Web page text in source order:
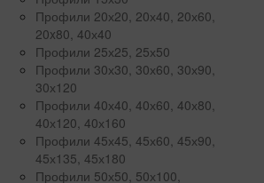
Профили 20х20, 20х40, 20х60,
20x80, 40х40
Профили 25х25, 25х50
Профили 30х30, 30х60, 30х90,
30х120
Профили 40х40, 40х60, 40х80,
40х120, 40х160
Профили 45х45, 45х60, 45х90,
45х135, 45х180
Профили 50х50, 50х100,